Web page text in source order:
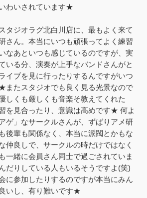
わいされています★
タジオラグ北白川店に、最もよく来て
さん。本当にいつも頑張ってよく練習
なあといつも感じているのですが、実
いる分、演奏が上手なバンドさんがと
イブを見に行ったりするんですがいつ
またスタジオでも良く見る光景なので
しくも厳しくも音楽そ教えてくれた
を見合ったり、意識は高めです★ 何よ
ゲ」なサークルさんが、ずばりアメ研
後輩も関係なく、本当に派閥とかもな
仲良しで、サークルの時だけではなく
一緒に会員さん同士で過ごされていま
だりしている人もいるそうですよ(笑)
に参加したりするのですが本当にみん
いし、有り難いです★